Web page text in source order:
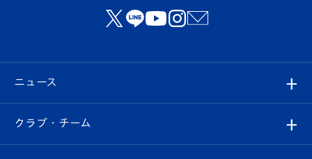
ニュース
すべて
クラブ・チーム